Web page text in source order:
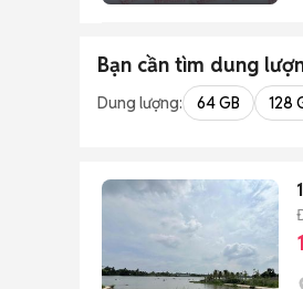
Bạn cần tìm dung
Dung lượng: 64 GB 128